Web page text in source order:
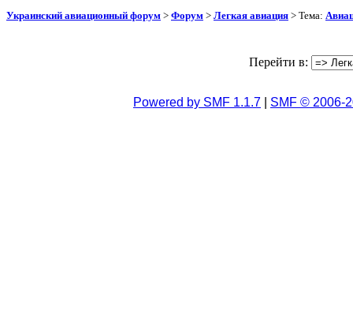
Украинский авиационный форум > Форум > Легкая авиация > Тема:
Перейти в:
Powered by SMF 1.1.7 SMF © 2006-